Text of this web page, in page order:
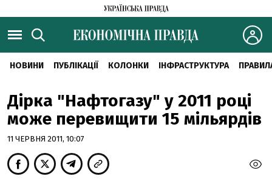
НОВИНИ ПУБЛІКАЦІЇ КОЛОНКИ ІНФРАСТРУКТУРА
Дірка "Нафтогазу" у 2011 році
може перевищити 15 мільярдів
11 ЧЕРВНЯ 2011, 10:07